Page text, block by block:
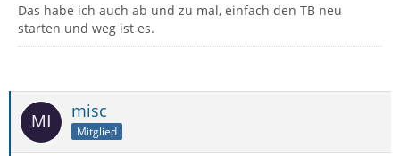
Das habe ich auch ab und zu mal, einfach den TB neu
starten und weg ist es.
misc
Mitglied